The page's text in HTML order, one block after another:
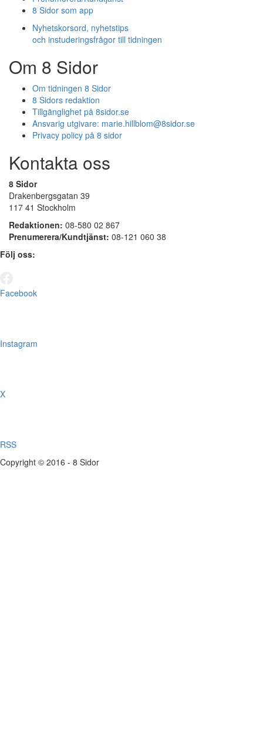
8 Sidor som app
Nyhetskorsord, nyhetstips
och instuderingsfrågor till tidningen
Om 8 Sidor
Om tidningen 8 Sidor
8 Sidors redaktion
Tillgänglighet på 8sidor.se
Ansvarig utgivare: marie.hillblom@8sidor.se
Privacy policy på 8 sidor
Kontakta oss
8 Sidor
Drakenbergsgatan 39
117 41 Stockholm
Redaktionen: 08-580 02 867
Prenumerera/Kundtjänst: 08-121 060 38
Följ oss:
Facebook
Instagram
X
RSS
Copyright © 2016 - 8 Sidor